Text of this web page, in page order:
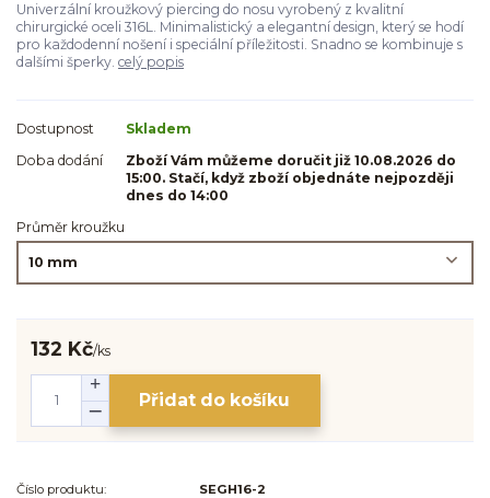
Univerzální kroužkový piercing do nosu vyrobený z kvalitní
chirurgické oceli 316L. Minimalistický a elegantní design, který se hodí
pro každodenní nošení i speciální příležitosti. Snadno se kombinuje s
dalšími šperky. celý popis
Dostupnost
Skladem
Doba dodání
Zboží Vám můžeme doručit již 10.08.2026 do
15:00. Stačí, když zboží objednáte nejpozději
dnes do 14:00
Průměr kroužku
132 Kč/ks
Přidat do košíku
Číslo produktu:
SEGH16-2